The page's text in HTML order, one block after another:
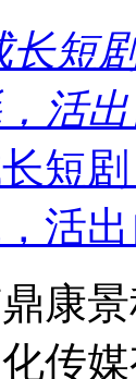
长短
活
短
活
康
传